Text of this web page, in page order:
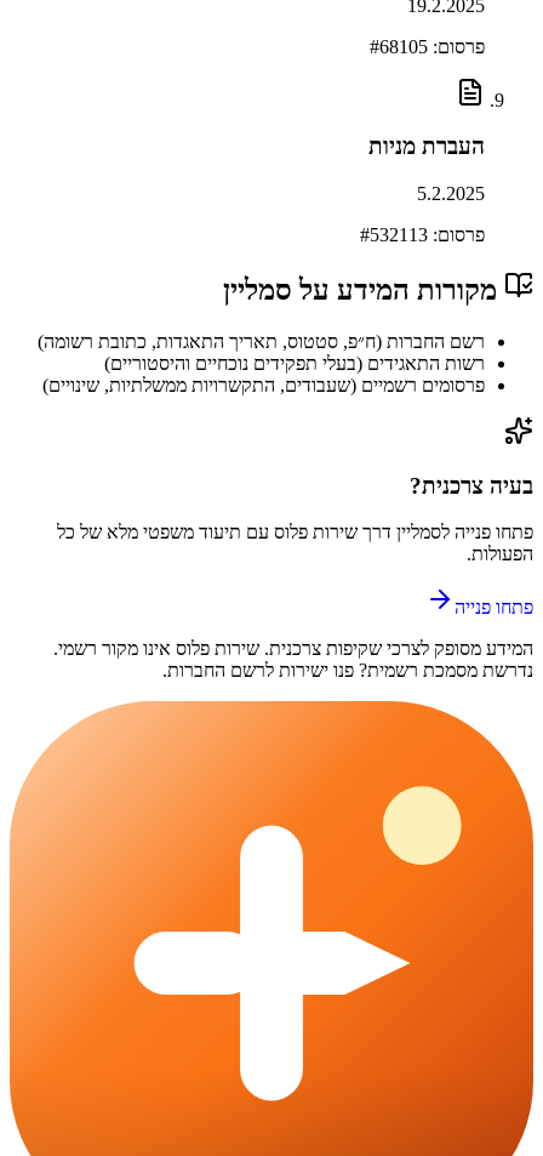
19.2.2025
פרסום: # 68105
העברת מניות
5.2.2025
פרסום: # 532113
מקורות המידע על סמליין
רשם החברות (ח״פ, סטטוס, תאריך התאגדות, כתובת רשומה)
רשות התאגידים (בעלי תפקידים נוכחיים והיסטוריים)
פרסומים רשמיים (שעבודים, התקשרויות ממשלתיות, שינויים)
בעיה צרכנית?
פתחו פנייה לסמליין דרך שירות פלוס עם תיעוד משפטי מלא של כל
הפעולות.
פתחו פנייה
המידע מסופק לצרכי שקיפות צרכנית. שירות פלוס אינו מקור רשמי.
נדרשת מסמכת רשמית? פנו ישירות לרשם החברות.